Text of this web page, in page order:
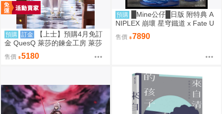
預購 訂金
【上士】預購4月免訂
金 QuesQ 萊莎的鍊金工房 萊莎
琳 斯托特 婚紗禮服Ver 1/7 1111
售價 5180
預購
█Mine公仔█日版 附特典 A
NIPLEX 崩壞 星穹鐵道 x Fate U
BW 無限劍制 Saber 1/7 PVC
售價 7890